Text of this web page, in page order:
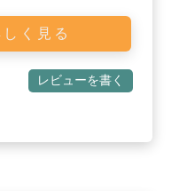
く見る
レビューを書く